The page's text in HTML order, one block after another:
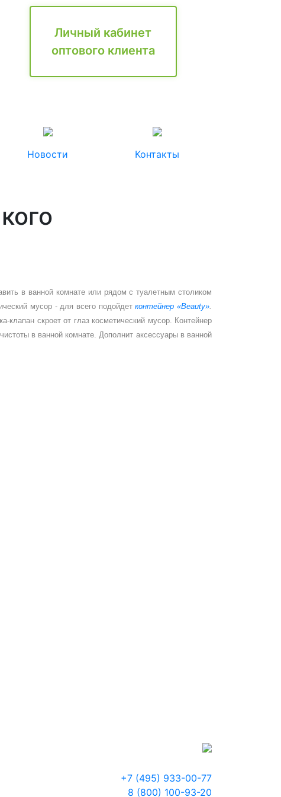
Личный кабинет
оптового клиента
Новости Контакты
в ванной комнате или рядом с туалетным столиком
мусор - для всего подойдетконтейнер «Beauty»
скроет от глаз косметический мусор. Контейнер
в ванной комнате. Дополнит аксессуары в ванной
+7 (495) 933-00-77
8 (800) 100-93-20